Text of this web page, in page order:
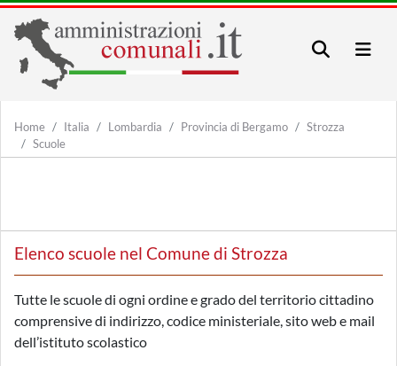
Home Italia Lombardia Provincia di Bergamo
Strozza
Scuole
Elenco scuole nel Comune di Strozza
Tutte le scuole di ogni ordine e grado del territorio cittadino
comprensive di indirizzo, codice ministeriale, sito web e mail
dell’istituto scolastico